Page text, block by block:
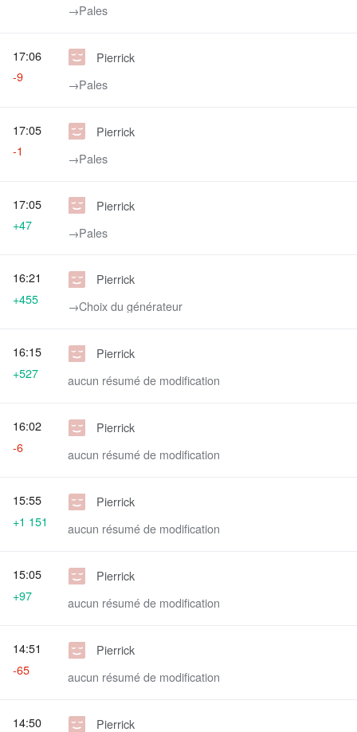
→‎Pales
Pierrick
→‎Pales
17:06
-9
Pierrick
→‎Pales
17:05
-1
Pierrick
→‎Pales
17:05
+47
Pierrick
→‎Choix du générateur
16:21
+455
Pierrick
aucun résumé de modification
16:15
+527
Pierrick
aucun résumé de modification
16:02
-6
Pierrick
aucun résumé de modification
15:55
+1 151
Pierrick
aucun résumé de modification
15:05
+97
Pierrick
aucun résumé de modification
14:51
-65
Pierrick
14:50